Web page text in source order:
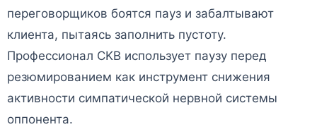
переговорщиков боятся пауз и забалтывают
клиента, пытаясь заполнить пустоту.
Профессионал CKB использует паузу перед
резюмированием как инструмент снижения
активности симпатической нервной системы
оппонента.